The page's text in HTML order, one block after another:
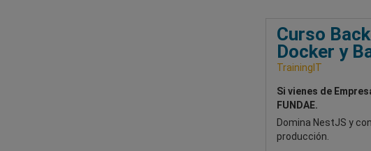
Curso
Docker y
TrainingIT
Si vienes de
FUNDAE.
Domina NestJS y
producción.